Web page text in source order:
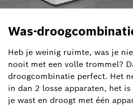
Was-
Heb je weinig ruimte, was je
nooit met een volle trommel?
droogcombinatie perfect. Het
in dan 2 losse apparaten, het
je wast en droogt met één